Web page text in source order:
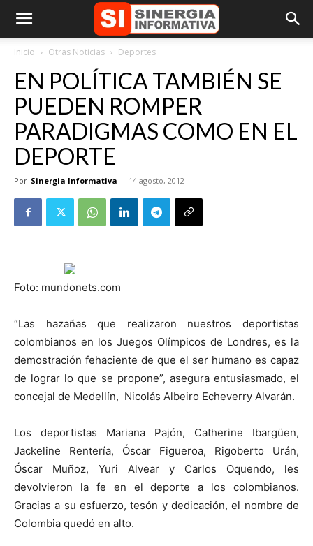
Inicio Otras Noticias Deportes
EN POLÍTICA TAMBIÉN SE
PUEDEN ROMPER
PARADIGMAS COMO EN EL
DEPORTE
Por Sinergia Informativa - 14 agosto, 2012
Foto: mundonets.com
“Las hazañas que realizaron nuestros deportistas
colombianos en los Juegos Olímpicos de Londres, es la
demostración fehaciente de que el ser humano es capaz
de lograr lo que se propone”, asegura entusiasmado, el
concejal de Medellín, Nicolás Albeiro Echeverry Alvarán.
Los deportistas Mariana Pajón, Catherine Ibargüen,
Jackeline Rentería, Óscar Figueroa, Rigoberto Urán,
Óscar Muñoz, Yuri Alvear y Carlos Oquendo, les
devolvieron la fe en el deporte a los colombianos.
Gracias a su esfuerzo, tesón y dedicación, el nombre de
Colombia quedó en alto.